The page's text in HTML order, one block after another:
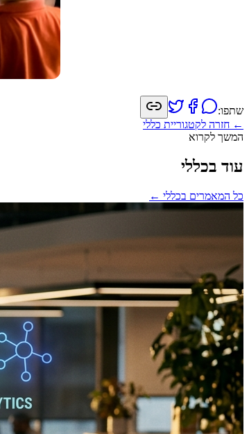
שתפו:
← חזרה לקטגוריית כללי
המשך לקרוא
עוד בכללי
כל המאמרים בכללי ←